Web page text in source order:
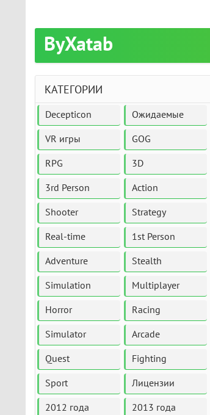
ByXatab
КАТЕГОРИИ
Decepticon Ожидаемые
VR игры GOG
RPG 3D
3rd Person Action
Shooter Strategy
Real-time 1st Person
Adventure Stealth
Simulation Multiplayer
Horror Racing
Simulator Arcade
Quest Fighting
Sport Лицензии
2012 года 2013 года